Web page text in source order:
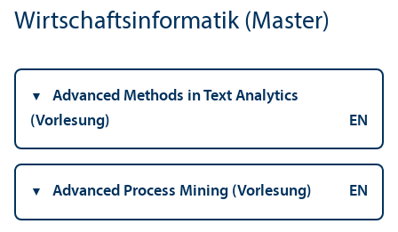
Wirtschafts­informatik (Master)
Advanced Methods in Text Analytics
(Vorlesung)
EN
Advanced Process Mining (Vorlesung) EN